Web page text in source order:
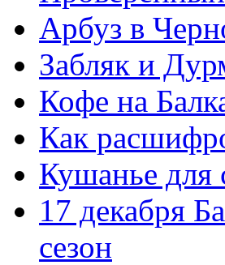
Арбуз в
Забляк и
Кофе на
Как
Кушанье для
17 декабря
сезон